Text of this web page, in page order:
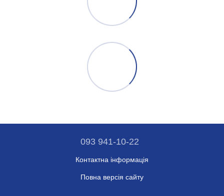
093 941-10-22
Контактна інформація
Повна версія сайту